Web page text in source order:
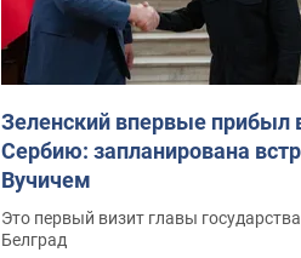
Зеленский впервые прибыл
Сербию: запланирована
Вучичем
Это первый визит главы
Белград